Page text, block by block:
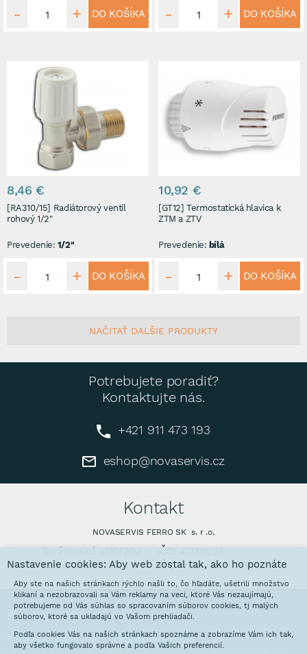
DO KOŠÍKA DO KOŠÍKA
8,46 €
[RA310/15] Radiátorový ventil
rohový 1/2"
Prevedenie: 1/2"
DO KOŠÍKA
10,92 €
[GT12] Termostatická hlavica k
ZTM a ZTV
Prevedenie: bílá
DO KOŠÍKA
NAČITAŤ DALŠIE PRODUKTY
Potrebujete poradiť?
Kontaktujte nás.
+421 911 473 193
eshop@novaservis.cz
Kontakt
NOVASERVIS FERRO SK s. r .o.
Továrenská 3110/20J
905 01 Senica
IČO: 47130253
IČ DPH: SK2023771640
Pre zákazníkov
Prečo nakupovať u nás
Aktuality
Interaktívne katalógy
O spoločnosti
Nastavenie cookies: Aby web zostal tak, ako ho poznáte
Aby ste na našich stránkach rýchlo našli to, čo hľadáte, ušetrili množstvo
klikaní a nezobrazovali sa Vám reklamy na veci, ktoré Vás nezaujímajú,
potrebujeme od Vás súhlas so spracovaním súborov cookies, tj malých
súborov, ktoré sa ukladajú vo Vašom prehliadači.
Podľa cookies Vás na našich stránkach spoznáme a zobrazíme Vám ich tak,
aby všetko fungovalo správne a podľa Vašich preferencií.